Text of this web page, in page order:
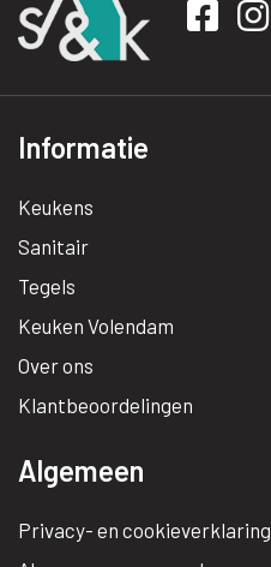
Informatie
Keukens
Sanitair
Tegels
Keuken Volendam
Over ons
Klantbeoordelingen
Algemeen
Privacy- en cookieverklaring